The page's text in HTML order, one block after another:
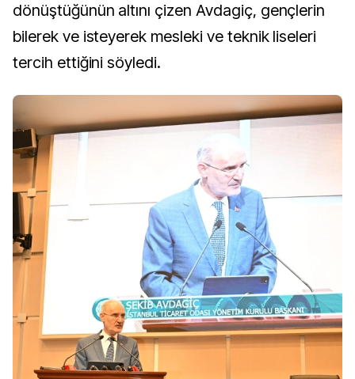
dönüştüğünün altını çizen Avdagiç, gençlerin
bilerek ve isteyerek mesleki ve teknik liseleri
tercih ettiğini söyledi.